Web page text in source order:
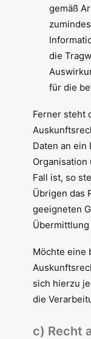
gemäß
die
für die
Ferner steht
Daten an
Fall ist, so
Übrigen das
geeigneten
Möchte eine
sich hierzu
die
c) Recht